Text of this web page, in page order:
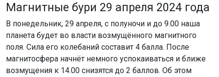
Магнитные бури 29 апреля 2024 года
В понедельник, 29 апреля, с полуночи и до 9.00 наша
планета будет во власти возмущённого магнитного
поля. Сила его колебаний составит 4 балла. После
магнитосфера начнёт немного успокаиваться и ближе
возмущения к 14.00 снизятся до 2 баллов. Об этом